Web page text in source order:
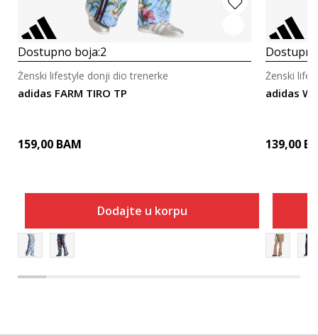
Dostupno boja:2
adidas FARM TIRO TP
Ženski lifestyle donji dio trenerke
159,00 BAM
Dodajte u korpu
adidas W
Ženski
139,00